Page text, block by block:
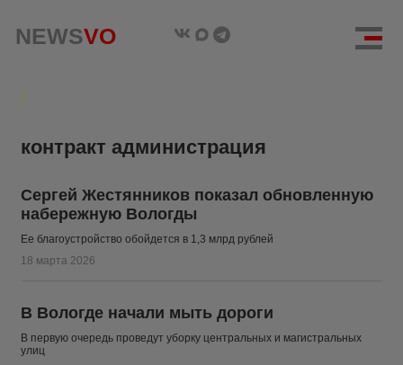
NEWSVO
NEWSVO
контракт администрация
Сергей Жестянников показал обновленную
набережную Вологды
Ее благоустройство обойдется в 1,3 млрд рублей
18 марта 2026
В Вологде начали мыть дороги
В первую очередь проведут уборку центральных и магистральных
улиц